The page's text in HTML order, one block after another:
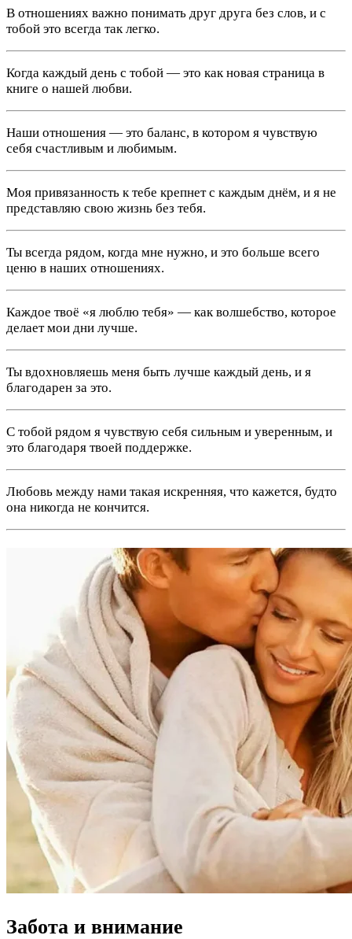
В отношениях важно понимать друг друга без слов, и с
тобой это всегда так легко.
Когда каждый день с тобой — это как новая страница в
книге о нашей любви.
Наши отношения — это баланс, в котором я чувствую
себя счастливым и любимым.
Моя привязанность к тебе крепнет с каждым днём, и я не
представляю свою жизнь без тебя.
Ты всегда рядом, когда мне нужно, и это больше всего
ценю в наших отношениях.
Каждое твоё «я люблю тебя» — как волшебство, которое
делает мои дни лучше.
Ты вдохновляешь меня быть лучше каждый день, и я
благодарен за это.
С тобой рядом я чувствую себя сильным и уверенным, и
это благодаря твоей поддержке.
Любовь между нами такая искренняя, что кажется, будто
она никогда не кончится.
Забота и внимание